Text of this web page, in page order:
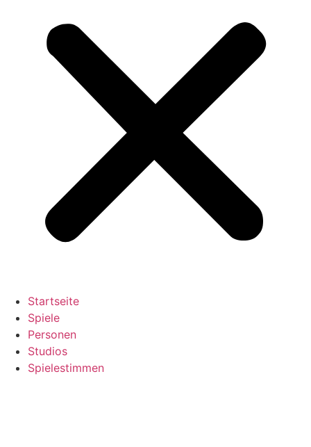
Startseite
Spiele
Personen
Studios
Spielestimmen